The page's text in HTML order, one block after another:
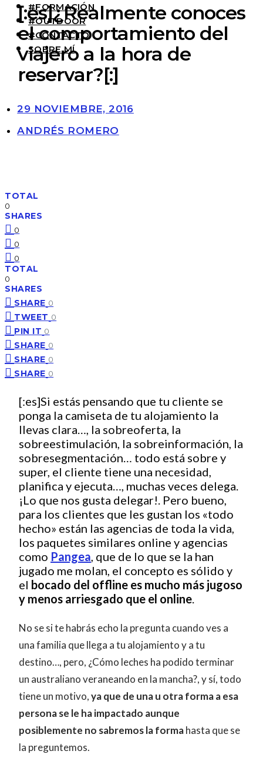
#FORMACIÓN
#OUTDOOR
#CONTACTO
SOBRE MÍ
[:es]¿Realmente conoces
el comportamiento del
viajero a la hora de
reservar?[:]
29 NOVIEMBRE, 2016
ANDRÉS ROMERO
TOTAL
0
SHARES
0
0
0
TOTAL
0
SHARES
SHARE 0
TWEET 0
PIN IT 0
SHARE 0
SHARE 0
SHARE 0
[:es]Si estás pensando que tu cliente se
ponga la camiseta de tu alojamiento la
llevas clara…, la sobreoferta, la
sobreestimulación, la sobreinformación, la
sobresegmentación… todo está sobre y
super, el cliente tiene una necesidad,
planifica y ejecuta…, muchas veces delega.
¡Lo que nos gusta delegar!. Pero bueno,
para los clientes que les gustan los «todo
hecho» están las agencias de toda la vida,
los paquetes similares online y agencias
como Pangea, que de lo que se la han
jugado me molan, el concepto es sólido y
el bocado del offline es mucho más jugoso
y menos arriesgado que el online.
No se si te habrás echo la pregunta cuando ves a
una familia que llega a tu alojamiento y a tu
destino…, pero, ¿Cómo leches ha podido terminar
un australiano veraneando en la mancha?, y sí, todo
tiene un motivo,ya que de una u otra forma a esa
persona se le ha impactado aunque
posiblemente no sabremos la formahasta que se
la preguntemos.